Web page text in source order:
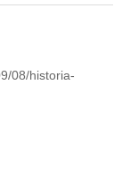
08/historia-